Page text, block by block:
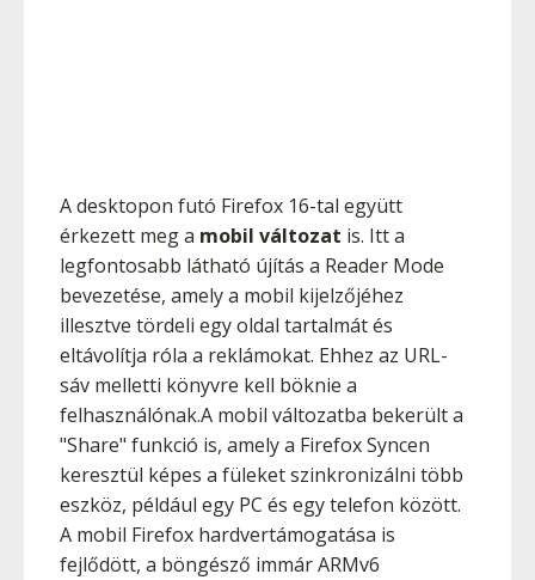
A desktopon futó Firefox 16-tal együtt
érkezett meg a mobil változat is. Itt a
legfontosabb látható újítás a Reader Mode
bevezetése, amely a mobil kijelzőjéhez
illesztve tördeli egy oldal tartalmát és
eltávolítja róla a reklámokat. Ehhez az URL-
sáv melletti könyvre kell böknie a
felhasználónak.A mobil változatba bekerült a
"Share" funkció is, amely a Firefox Syncen
keresztül képes a füleket szinkronizálni több
eszköz, például egy PC és egy telefon között.
A mobil Firefox hardvertámogatása is
fejlődött, a böngésző immár ARMv6